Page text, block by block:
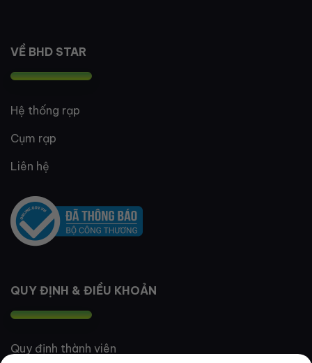
VỀ BHD STAR
Hệ thống rạp
Cụm rạp
Liên hệ
QUY ĐỊNH & ĐIỀU KHOẢN
Quy định thành viên